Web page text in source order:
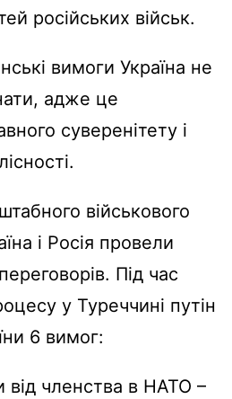
російських військ.
вимоги Україна не
адже це
суверенітету і
військового
і Росія провели
Під час
у Туреччині путін
6 вимог:
від членства в НАТО –